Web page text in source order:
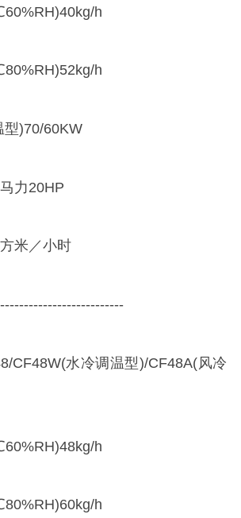
h
h
)70/60KW
力20HP
米／小时
水冷调温型)/CF48A(风冷
h
h